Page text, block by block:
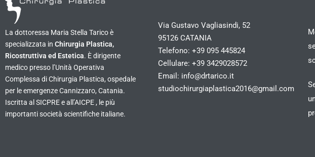
La dottoressa Maria Stella Tarico è
specializzata in Chirurgia Plastica,
Ricostruttiva ed Estetica. È dirigente
medico presso l’Unità Operativa
Complessa di Chirurgia Plastica, ospedale
per le emergenze Cannizzaro, Catania.
Iscritta al SICPRE e all’AICPE , le più
importanti società scientifiche italiane.
Via Gustavo Vagliasindi, 52
95126 CATANIA
Telefono:+39 095 445824
Cellulare:+39 3429028572
Email: info@drtarico.it
studiochirurgiaplastica2016@gmail.com